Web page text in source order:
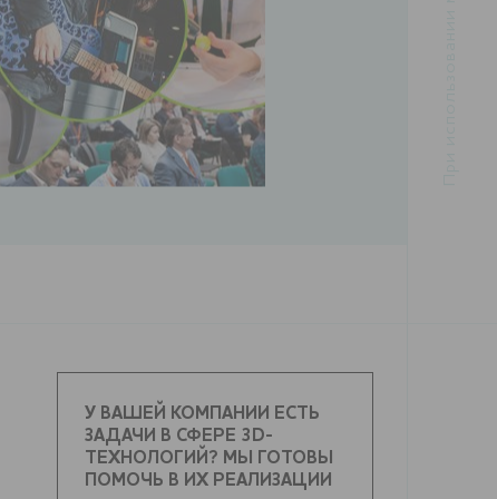
У ВАШЕЙ КОМПАНИИ ЕСТЬ
ЗАДАЧИ В СФЕРЕ 3D-
ТЕХНОЛОГИЙ? МЫ ГОТОВЫ
ПОМОЧЬ В ИХ РЕАЛИЗАЦИИ